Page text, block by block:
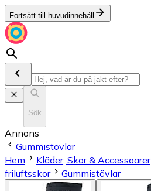
Fortsätt till huvudinnehåll
Sök
Annons
Gummistövlar
Hem
Kläder, Skor & Accessoarer
friluftsskor
Gummistövlar